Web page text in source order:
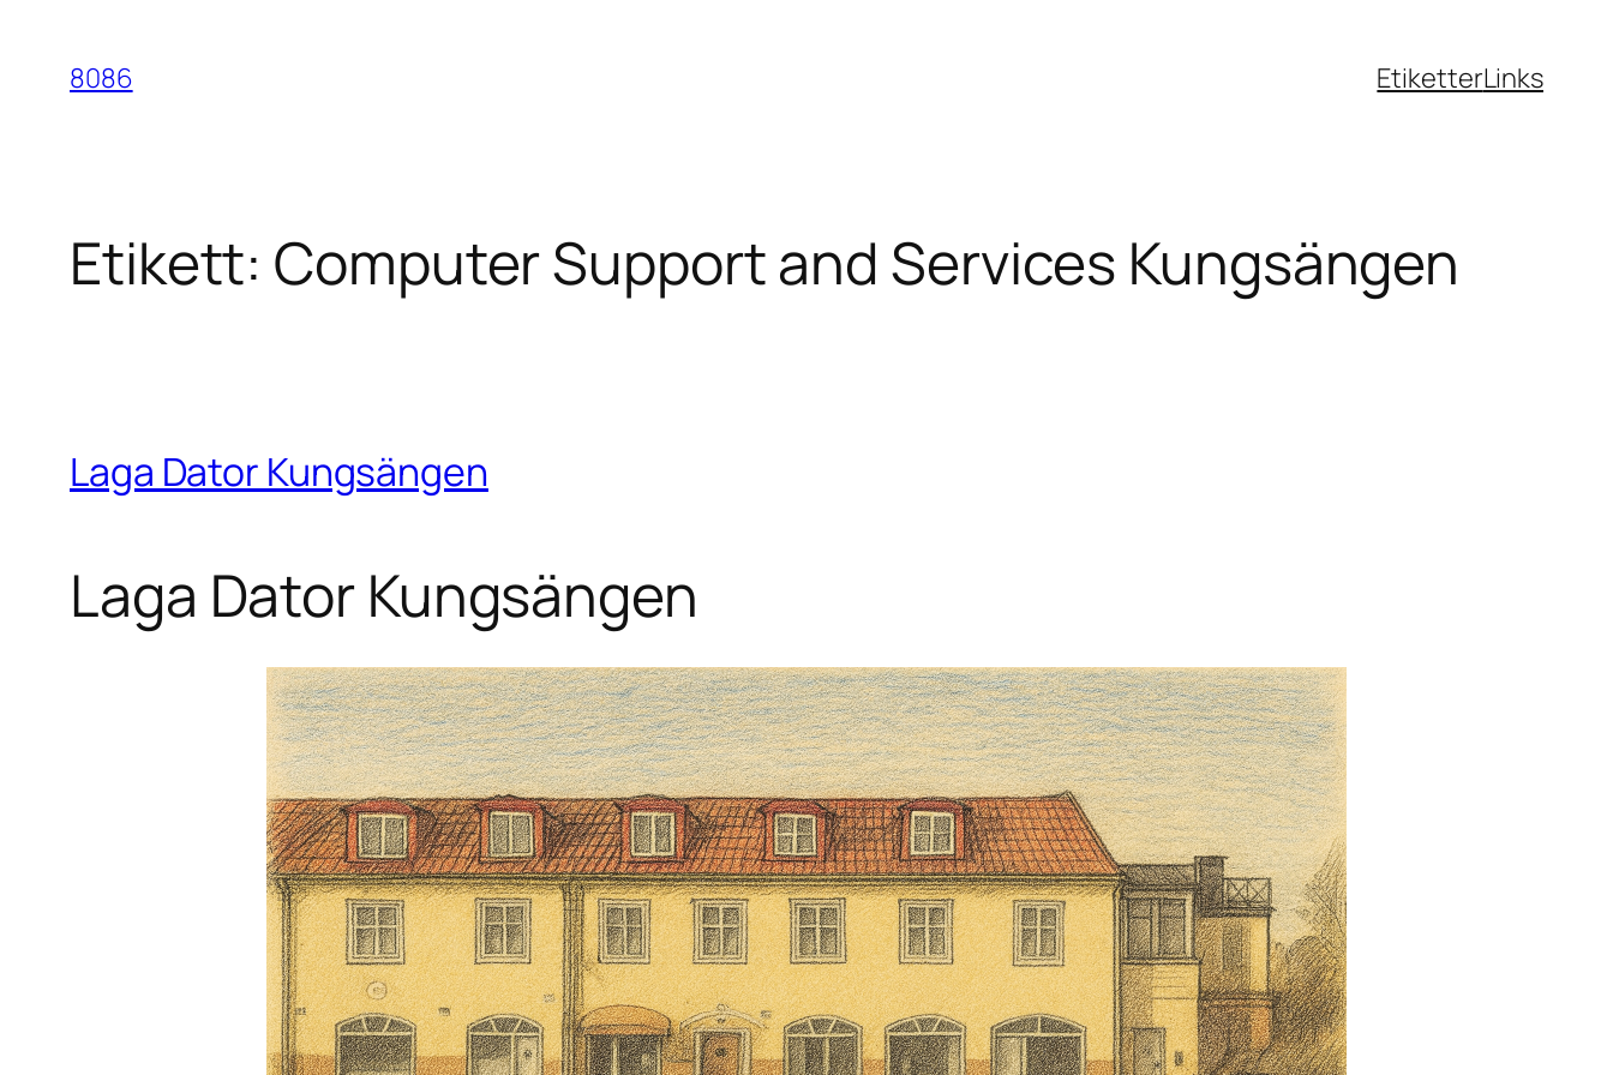
innehåll
8086 EtiketterLinks
Etikett: Computer Support and Services Kungsängen
Laga Dator Kungsängen
Laga Dator Kungsängen